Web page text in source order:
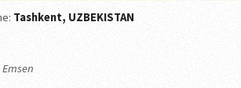
Tashkent, UZBEKISTAN